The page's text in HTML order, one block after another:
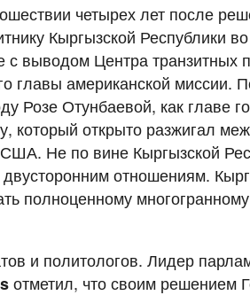
четырех лет после
Кыргызской Республики
выводом Центра
американской миссии.
Розе Отунбаевой, как главе
который открыто разжигал
Не по вине Кыргызской
отношениям.
полноценному
и политологов. Лидер
отметил, что своим решением